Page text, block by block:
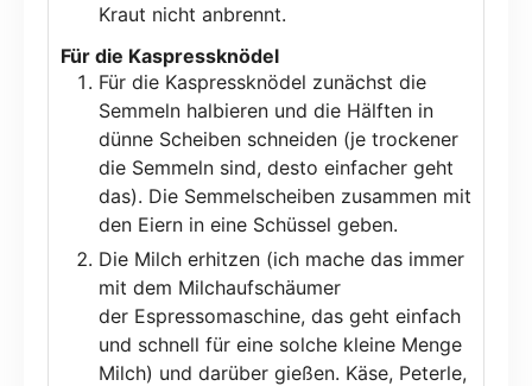
Kraut nicht anbrennt.
Für die Kaspressknödel
Für die Kaspressknödel zunächst die
Semmeln halbieren und die Hälften in
dünne Scheiben schneiden (je trockener
die Semmeln sind, desto einfacher geht
das). Die Semmelscheiben zusammen mit
den Eiern in eine Schüssel geben.
Die Milch erhitzen (ich mache das immer
mit dem Milchaufschäumer
der Espressomaschine, das geht einfach
und schnell für eine solche kleine Menge
Milch) und darüber gießen. Käse, Peterle,